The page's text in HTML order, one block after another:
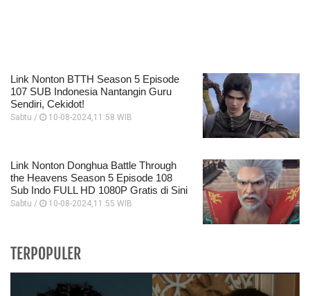
Link Nonton BTTH Season 5 Episode
107 SUB Indonesia Nantangin Guru
Sendiri, Cekidot!
Sabtu / 10-08-2024,11:58 WIB
Link Nonton Donghua Battle Through
the Heavens Season 5 Episode 108
Sub Indo FULL HD 1080P Gratis di Sini
Sabtu / 10-08-2024,11:55 WIB
TERPOPULER